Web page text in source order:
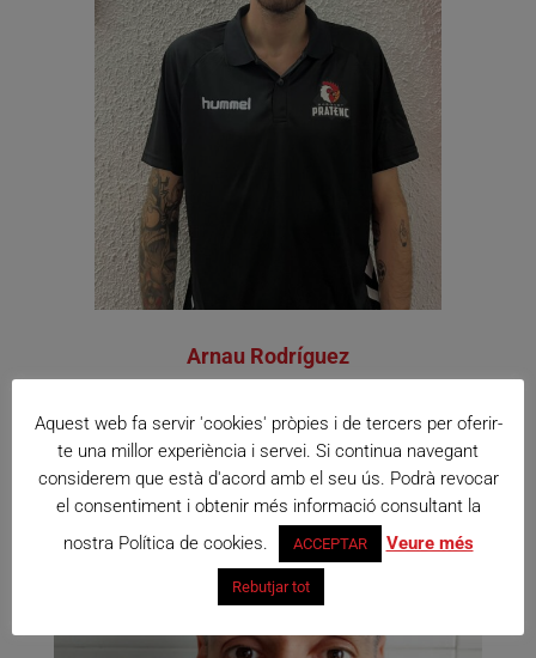
Arnau Rodríguez
Aquest web fa servir 'cookies' pròpies i de tercers per oferir-
te una millor experiència i servei. Si continua navegant
considerem que està d'acord amb el seu ús. Podrà revocar
el consentiment i obtenir més informació consultant la
nostra Política de cookies.
ACCEPTAR Veure més
Rebutjar tot